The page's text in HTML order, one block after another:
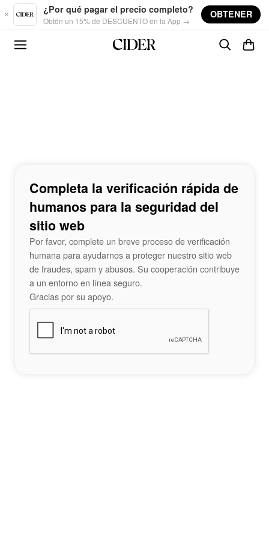
Skip to main content
¿Por qué pagar el precio completo?
Obtén un 15% de DESCUENTO en la App →
OBTENER
Completa la verificación rápida de
humanos para la seguridad del
sitio web
Por favor, complete un breve proceso de verificación
humana para ayudarnos a proteger nuestro sitio web
de fraudes, spam y abusos. Su cooperación contribuye
a un entorno en línea seguro.
Gracias por su apoyo.